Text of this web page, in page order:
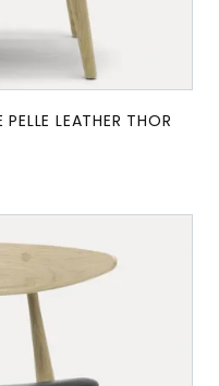
LEATHER THOR